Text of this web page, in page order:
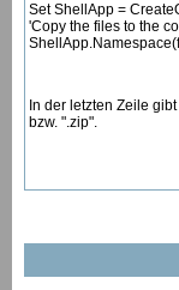
Set ShellApp =
'Copy the files to the
In der letzten Zeile
bzw. ".zip".